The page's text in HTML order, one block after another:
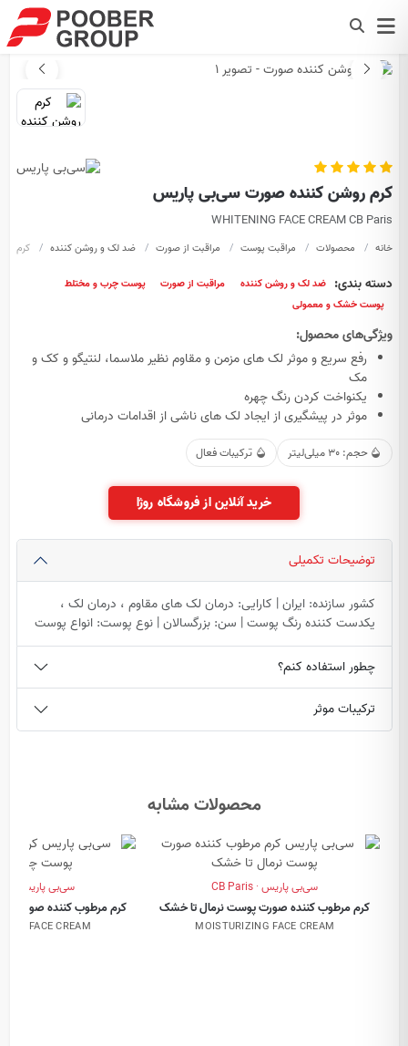
کرم روشن کننده صورت سی‌بی پاریس
WHITENING FACE CREAM CB Paris
خانه محصولات مراقبت پوست مراقبت از صورت ضد لک و روشن کننده کرم
دسته بندی: ضد لک و روشن کننده مراقبت از صورت
پوست چرب و مختلط
پوست خشک و معمولی
ویژگی‌های محصول:
رفع سریع و موثر لک های مزمن و مقاوم نظیر ملاسما، لنتیگو و کک و
مک
یکنواخت کردن رنگ چهره
موثر در پیشگیری از ایجاد لک های ناشی از اقدامات درمانی
حجم: 30 میلی‌لیتر ترکیبات فعال
خرید آنلاین از فروشگاه روژا
توضیحات تکمیلی
کشور سازنده: ایران | کارایی: درمان لک های مقاوم ، درمان لک ،
یکدست کننده رنگ پوست | سن: بزرگسالان | نوع پوست: انواع پوست
چطور استفاده کنم؟
ترکیبات موثر
محصولات مشابه
سی‌بی پاریس · CB Paris
کرم مرطوب کننده صورت پوست نرمال تا خشک
MOISTURIZING FACE CREAM
سی‌بی پاریس · CB Paris
کرم مرطوب کننده صورت
FACE CREAM